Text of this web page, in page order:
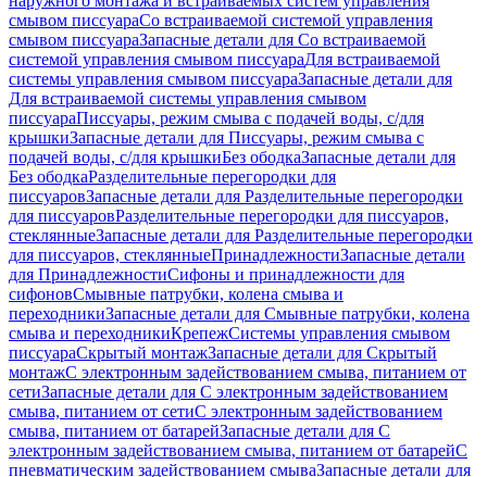
смывом писсуараСо встраиваемой системой управления
смывом писсуараЗапасные детали для Со встраиваемой
системой управления смывом писсуараДля встраиваемой
системы управления смывом писсуараЗапасные детали для
Для встраиваемой системы управления смывом
писсуараПиссуары, режим смыва с подачей воды, с/для
крышкиЗапасные детали для Писсуары, режим смыва с
подачей воды, с/для крышкиБез ободкаЗапасные детали для
Без ободкаРазделительные перегородки для
писсуаровЗапасные детали для Разделительные перегородки
для писсуаровРазделительные перегородки для писсуаров,
стеклянныеЗапасные детали для Разделительные перегородки
для писсуаров, стеклянныеПринадлежностиЗапасные детали
для ПринадлежностиСифоны и принадлежности для
сифоновСмывные патрубки, колена смыва и
переходникиЗапасные детали для Смывные патрубки, колена
смыва и переходникиКрепежСистемы управления смывом
писсуараСкрытый монтажЗапасные детали для Скрытый
монтажС электронным задействованием смыва, питанием от
сетиЗапасные детали для С электронным задействованием
смыва, питанием от сетиС электронным задействованием
смыва, питанием от батарейЗапасные детали для С
электронным задействованием смыва, питанием от батарейС
пневматическим задействованием смываЗапасные детали для